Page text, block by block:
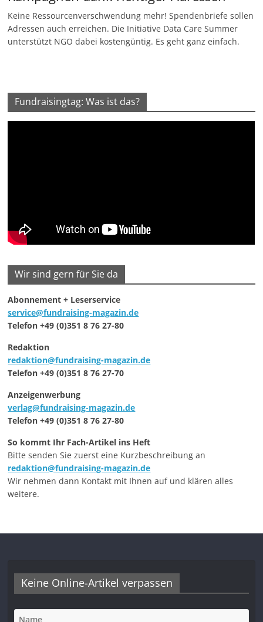
Keine Ressourcenverschwendung mehr! Spendenbriefe sollen
Adressen auch erreichen. Die Initiative Data Care Summer
unterstützt NGO dabei kostengüntig. Es geht ganz einfach.
Fundraisingtag: Was ist das?
Wir sind gern für Sie da
Abonnement + Leserservice
service@fundraising-magazin.de
Telefon +49 (0)351 8 76 27-80
Redaktion
redaktion@fundraising-magazin.de
Telefon +49 (0)351 8 76 27-70
Anzeigenwerbung
verlag@fundraising-magazin.de
Telefon +49 (0)351 8 76 27-80
So kommt Ihr Fach-Artikel ins Heft
Bitte senden Sie zuerst eine Kurzbeschreibung an
redaktion@fundraising-magazin.de
Wir nehmen dann Kontakt mit Ihnen auf und klären alles
weitere.
Keine Online-Artikel verpassen